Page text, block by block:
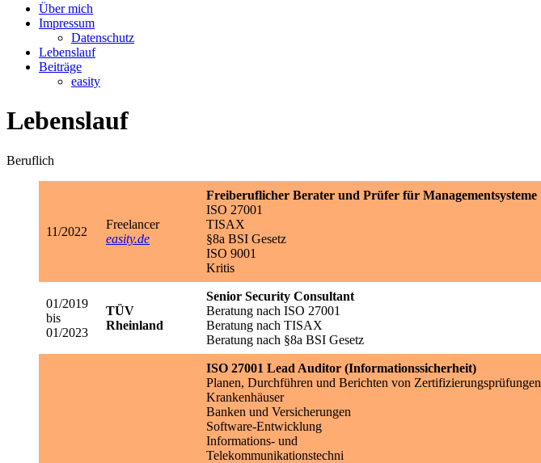
Über mich
Impressum
Datenschutz
Lebenslauf
Beiträge
easity
Lebenslauf
Beruflich
11/2022
Freelancer
easity.de
Freiberuflicher Berater und Prüfer für Managementsysteme
ISO 27001
TISAX
§8a BSI Gesetz
ISO 9001
Kritis
01/2019
bis
01/2023
TÜV
Rheinland
Senior Security Consultant
Beratung nach ISO 27001
Beratung nach TISAX
Beratung nach §8a BSI Gesetz
ISO 27001 Lead Auditor (Informationssicherheit)
Planen, Durchführen und Berichten von Zertifizierungsprüfungen
Krankenhäuser
Banken und Versicherungen
Software-Entwicklung
Informations- und
Telekommunikationstechni